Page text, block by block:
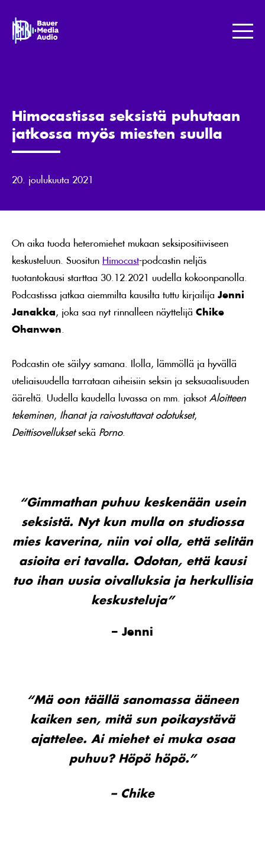
content
Bauer
Media
Himocastissa seksistä puhutaan
jatkossa myös miesten suulla
20. joulukuuta 2021
On aika tuoda heteromiehet mukaan seksipositiiviseen
keskusteluun. Suositun Himocast-podcastin neljäs
tuotantokausi starttaa 30.12.2021 uudella kokoonpanolla.
Podcastissa jatkaa aiemmilta kausilta tuttu kirjailija Jenni
Janakka, joka saa nyt rinnalleen näyttelijä Chike
Ohanwen
Podcastin ote säilyy samana. Ilolla, lämmöllä ja hyvällä
uteliaisuudella tarrataan aiheisiin seksin ja seksuaalisuuden
ääreltä. Uudella kaudella luvassa on mm. jaksot Aloitteen
tekeminen, Ihanat ja raivostuttavat odotukset,
Deittisovelluksetsekä Porno.
“Gimmathan puhuu keskenään usein
seksistä. Nyt kun mulla on studiossa
mies kaverina, niin voi olla, että selitän
asioita eri tavalla. Odotan, että kausi
tuo ihan uusia oivalluksia ja herkullisia
keskusteluja”
– Jenni
“Mä oon täällä sanomassa ääneen
kaiken sen, mitä sun poikaystävä
ajattelee. Ai miehet ei muka osaa
puhuu? Höpö höpö.”
– Chike